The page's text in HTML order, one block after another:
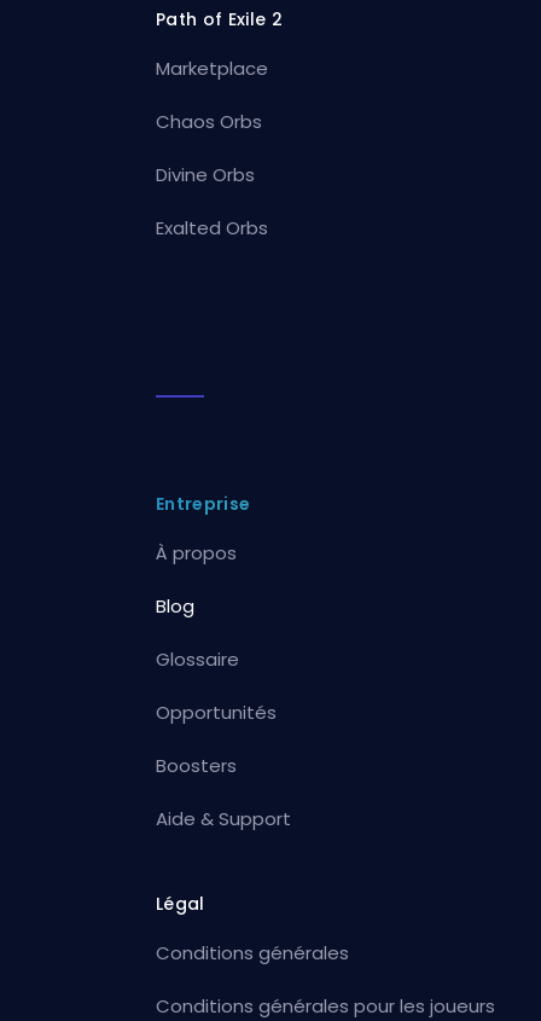
Path of Exile 2
Marketplace
Chaos Orbs
Divine Orbs
Exalted Orbs
Entreprise
À propos
Blog
Glossaire
Opportunités
Boosters
Aide & Support
Légal
Conditions générales
Conditions générales pour les joueurs